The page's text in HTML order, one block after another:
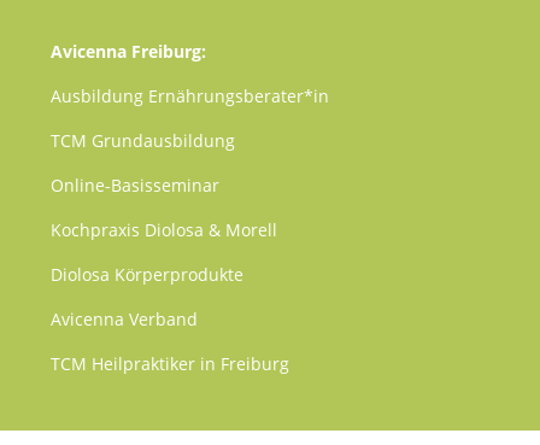
Avicenna Freiburg:
Ausbildung Ernährungsberater*in
TCM Grundausbildung
Online-Basisseminar
Kochpraxis Diolosa & Morell
Diolosa Körperprodukte
Avicenna Verband
TCM Heilpraktiker in Freiburg